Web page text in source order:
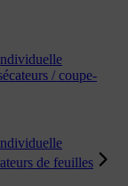
/ coupe-
de feuilles